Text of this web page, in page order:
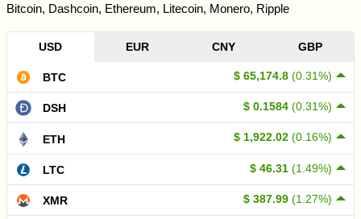
Bitcoin, Dashcoin, Ethereum, Litecoin, Monero, Ripple
USD EUR CNY GBP
$ 65,174.8 (0.31%)
BTC
$ 0.1584 (0.31%)
DSH
$ 1,922.02 (0.16%)
ETH
$ 46.31 (1.49%)
LTC
$ 387.99 (1.27%)
XMR